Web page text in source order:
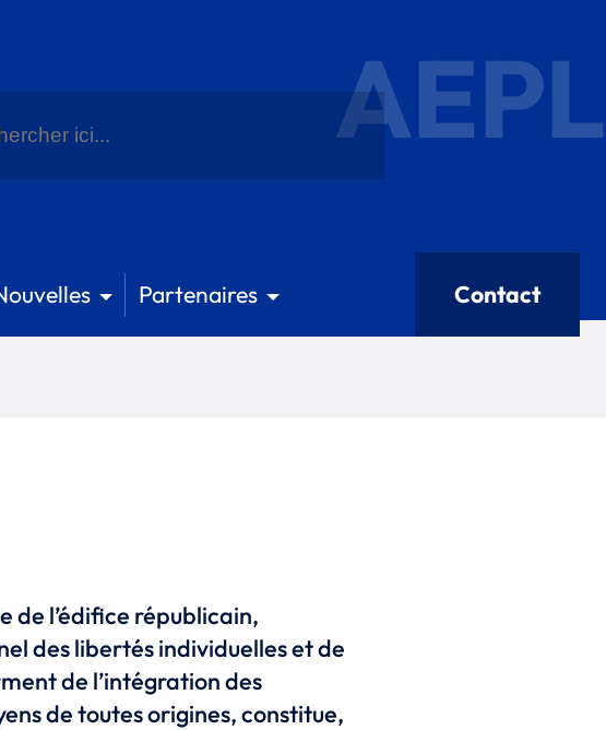
AEPL
Partenaires Contact
de l’édifice républicain,
des libertés individuelles et de
de l’intégration des
de toutes origines, constitue,